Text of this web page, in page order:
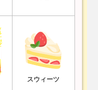
スウィーツ